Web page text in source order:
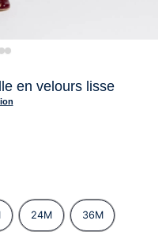
en velours lisse
24M 36M